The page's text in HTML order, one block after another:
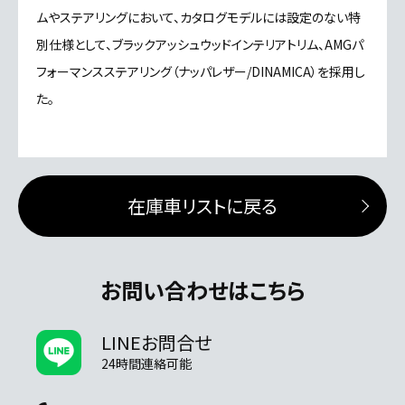
ムやステアリングにおいて、カタログモデルには設定のない特
別仕様として、ブラックアッシュウッドインテリアトリム、AMGパ
フォーマンスステアリング（ナッパレザー/DINAMICA）を採用し
た。
在庫車リストに戻る
お問い合わせはこちら
LINEお問合せ
24時間連絡可能